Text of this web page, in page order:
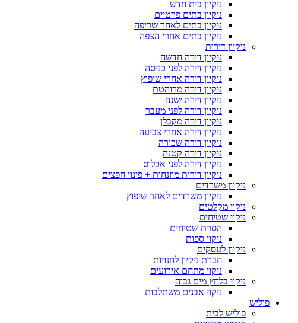
ניקיון בית חדש
ניקיון בתים פרטיים
ניקיון בתים לאחר שריפה
ניקיון בתים אחרי הצפה
ניקיון דירות
ניקיון דירה חדשה
ניקיון דירה לפני כניסה
ניקיון דירה אחרי שיפוץ
ניקיון דירה מרוהטת
ניקיון דירה ישנה
ניקיון דירה לפני מעבר
ניקיון דירה מקבלן
ניקיון דירה אחרי צביעה
ניקיון דירה שכורה
ניקיון דירה קטנה
ניקיון דירה לפני אכלוס
ניקיון דירות מוזנחות + פינוי חפצים
ניקיון משרדים
ניקיון משרדים לאחר שיפוץ
ניקוי מקלטים
ניקוי שטיחים
הסרת שטיחים
ניקוי ספות
ניקיון לעסקים
חברת ניקיון לחנויות
ניקוי מתחם אירועים
ניקוי בלחץ מים גבוה
ניקוי אבנים משתלבות
פוליש
פוליש לבית